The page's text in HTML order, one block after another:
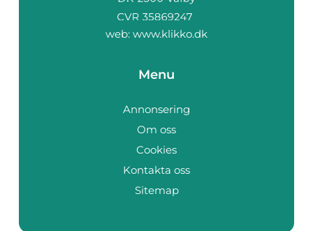
web: www.klikko.dk
Menu
Annonsering
Om oss
Cookies
Kontakta oss
Sitemap